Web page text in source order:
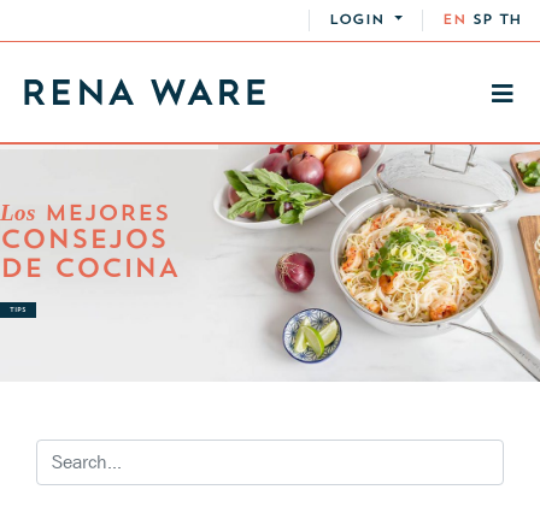
LOGIN EN SP TH
Los MEJORES
CONSEJOS
DE COCINA
TIPS